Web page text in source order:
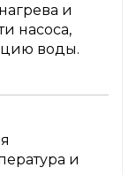
и
насоса,
воды.
и